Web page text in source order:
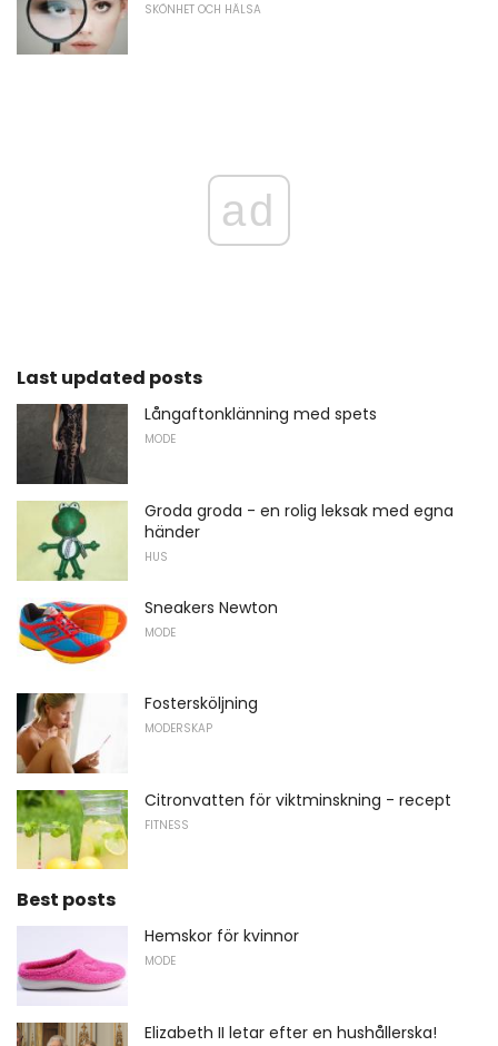
SKÖNHET OCH HÄLSA
ad
Last updated posts
Långaftonklänning med spets
MODE
Groda groda - en rolig leksak med egna
händer
HUS
Sneakers Newton
MODE
Fostersköljning
MODERSKAP
Citronvatten för viktminskning - recept
FITNESS
Best posts
Hemskor för kvinnor
MODE
Elizabeth II letar efter en hushållerska!